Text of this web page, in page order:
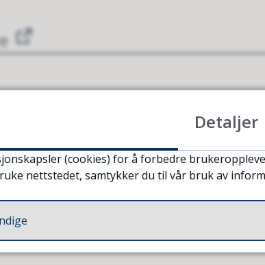
og integrering Detaljer
(cookies) for å forbedre
nettstedet, samtykker du til vår bruk av